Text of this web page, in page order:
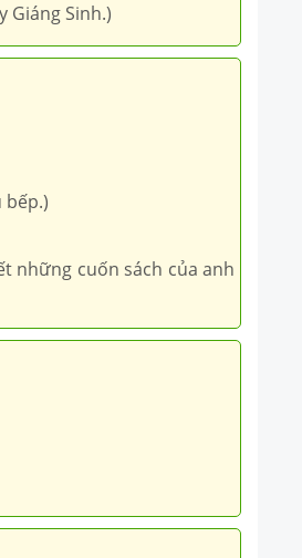
Giáng Sinh.)
những cuốn sách của anh